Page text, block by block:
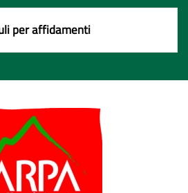
per affidamenti